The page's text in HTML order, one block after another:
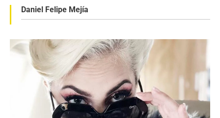
Daniel Felipe Mejía